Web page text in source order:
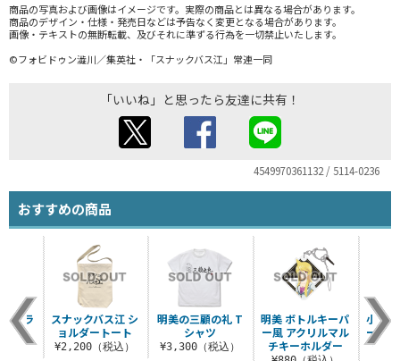
商品の写真および画像はイメージです。実際の商品とは異なる場合があります。
商品のデザイン・仕様・発売日などは予告なく変更となる場合があります。
画像・テキストの無断転載、及びそれに準ずる行為を一切禁止いたします。
©フォビドゥン澁川／集英社・「スナックバス江」常連一同
「いいね」と思ったら友達に共有！
4549970361132 / 5114-0236
おすすめの商品
明美の三顧の礼 T
シャツ
¥3,300（税込）
明美 ボトルキーパ
ー風 アクリルマル
チキーホルダー
小雨
ー風
チキ
江 ラ
スナックバス江 シ
ョルダートート
¥2,200（税込）